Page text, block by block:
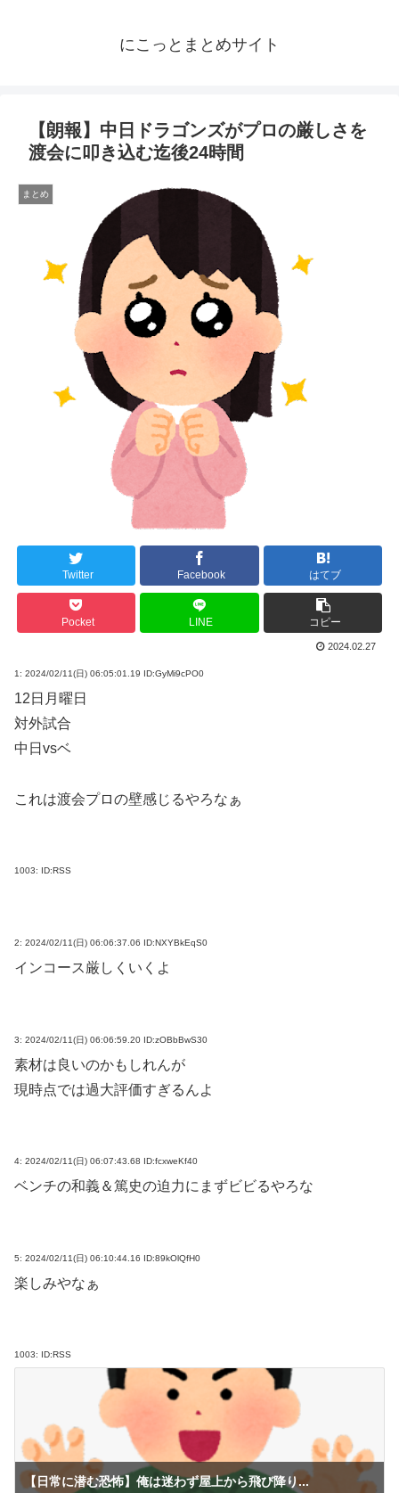
にこっとまとめサイト
【朗報】中日ドラゴンズがプロの厳しさを
渡会に叩き込む迄後24時間
まとめ
Twitter Facebook はてブ
Pocket LINE コピー
2024.02.27
1: 2024/02/11(日) 06:05:01.19 ID:GyMi9cPO0
12日月曜日
対外試合
中日vsベ
これは渡会プロの壁感じるやろなぁ
1003: ID:RSS
2: 2024/02/11(日) 06:06:37.06 ID:NXYBkEqS0
インコース厳しくいくよ
3: 2024/02/11(日) 06:06:59.20 ID:zOBbBwS30
素材は良いのかもしれんが
現時点では過大評価すぎるんよ
4: 2024/02/11(日) 06:07:43.68 ID:fcxweKf40
ベンチの和義＆篤史の迫力にまずビビるやろな
5: 2024/02/11(日) 06:10:44.16 ID:89kOlQfH0
楽しみやなぁ
1003: ID:RSS
【日常に潜む恐怖】俺は迷わず屋上から飛び降り...